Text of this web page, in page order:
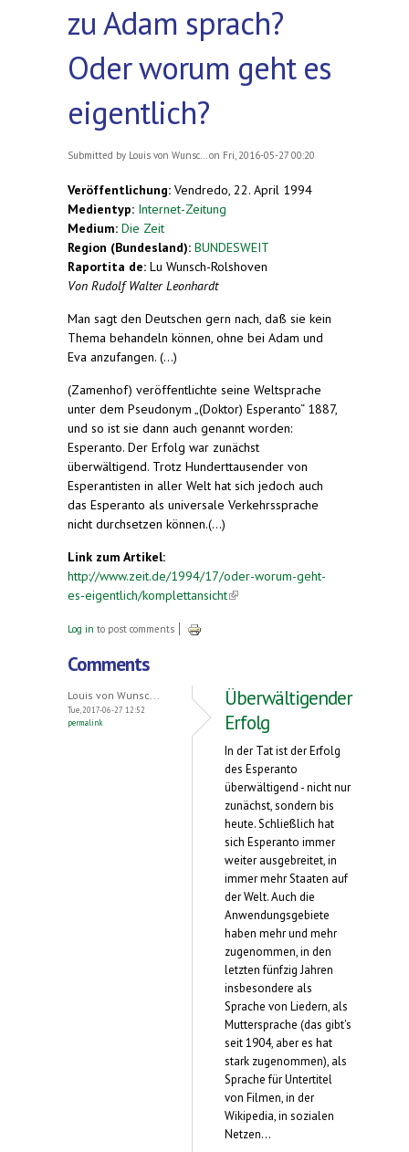
zu Adam sprach?
Oder worum geht es
eigentlich?
Submitted by Louis von Wunsc... on Fri, 2016-05-27 00:20
Veröffentlichung: Vendredo, 22. April 1994
Medientyp: Internet-Zeitung
Medium: Die Zeit
Region (Bundesland): BUNDESWEIT
Raportita de: Lu Wunsch-Rolshoven
Von Rudolf Walter Leonhardt
Man sagt den Deutschen gern nach, daß sie kein
Thema behandeln können, ohne bei Adam und
Eva anzufangen. (...)
(Zamenhof) veröffentlichte seine Weltsprache
unter dem Pseudonym „(Doktor) Esperanto“ 1887,
und so ist sie dann auch genannt worden:
Esperanto. Der Erfolg war zunächst
überwältigend. Trotz Hunderttausender von
Esperantisten in aller Welt hat sich jedoch auch
das Esperanto als universale Verkehrssprache
nicht durchsetzen können.(...)
Link zum Artikel:
http://www.zeit.de/1994/17/oder-worum-geht-
es-eigentlich/komplettansicht(link is external)
Log in to post comments
Comments
Louis von Wunsc...
Tue, 2017-06-27 12:52
permalink
Überwältigender
Erfolg
In der Tat ist der Erfolg
des Esperanto
überwältigend - nicht nur
zunächst, sondern bis
heute. Schließlich hat
sich Esperanto immer
weiter ausgebreitet, in
immer mehr Staaten auf
der Welt. Auch die
Anwendungsgebiete
haben mehr und mehr
zugenommen, in den
letzten fünfzig Jahren
insbesondere als
Sprache von Liedern, als
Muttersprache (das gibt's
seit 1904, aber es hat
stark zugenommen), als
Sprache für Untertitel
von Filmen, in der
Wikipedia, in sozialen
Netzen...